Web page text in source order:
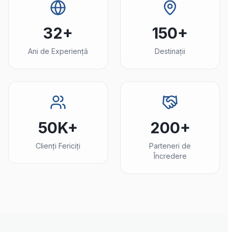
32+
Ani de Experiență
150+
Destinații
50K+
Clienți Fericiți
200+
Parteneri de
Încredere